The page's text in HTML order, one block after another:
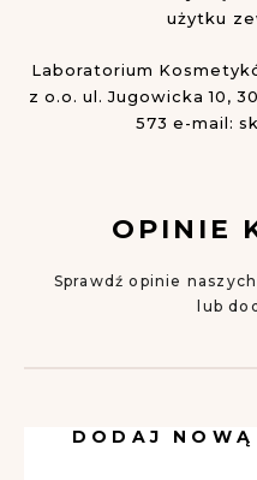
użytku
Laboratorium
z o.o. ul. Jugowicka 10,
573 e-mail:
OPINIE
Sprawdź opinie
lub
DODAJ